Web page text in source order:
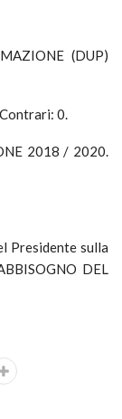
(DUP)
0.
2018 / 2020.
Presidente sulla
DEL